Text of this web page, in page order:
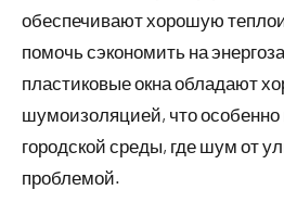
обеспечивают хорошую
помочь сэкономить на
пластиковые окна обладают
шумоизоляцией, что
городской среды, где шум от
проблемой.